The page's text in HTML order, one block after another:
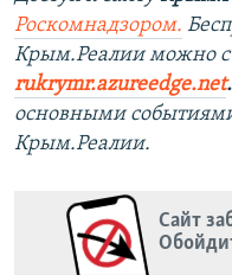
Роскомнадзором.
Крым.Реалии можно
rukrymr.azureedge.net.
основными
Крым.Реалии.
Сайт